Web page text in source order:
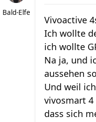
Bald-Elfe
Vivoactive
Ich wollte
ich wollte
Na ja, und
aussehen
Und weil
vivosmart 4
dass sich